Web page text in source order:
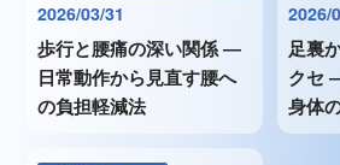
2026/03/31
歩行と腰痛の深い関係 ―
日常動作から見直す腰へ
の負担軽減法
2026/
足裏
クセ
身体